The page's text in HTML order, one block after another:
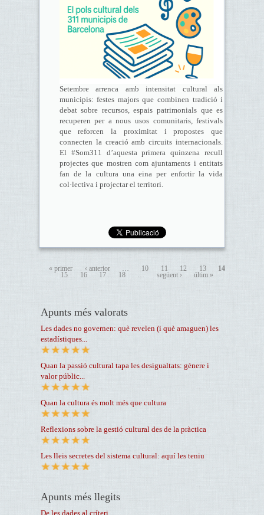
Setembre arrenca amb intensitat cultural als
municipis: festes majors que combinen tradició i
debat sobre recursos, espais patrimonials que es
recuperen per a nous usos comunitaris, festivals
que reforcen la proximitat i propostes que
connecten la creació amb circuits internacionals.
El #Som311 d’aquesta primera quinzena recull
projectes que mostren com ajuntaments i entitats
fan de la cultura una eina per enfortir la vida
col·lectiva i projectar el territori.
« primer ‹ anterior … 10 11 12 13
14
15
16 17 18 … següent › últim »
Apunts més valorats
Les dades no governen: què revelen (i què amaguen) les
estadístiques...
Quan la passió cultural tapa les desigualtats: gènere i
valor públic...
Quan la cultura és molt més que cultura
Reflexions sobre la gestió cultural des de la pràctica
Les lleis secretes del sistema cultural: aquí les teniu
Apunts més llegits
De les dades al críteri